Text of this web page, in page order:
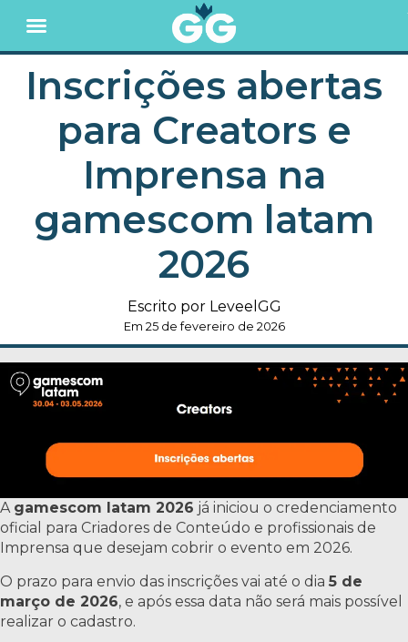
Inscrições abertas
para Creators e
Imprensa na
gamescom latam
2026
Escrito por LeveelGG
Em 25 de fevereiro de 2026
A gamescom latam 2026 já iniciou o credenciamento
oficial para Criadores de Conteúdo e profissionais de
Imprensa que desejam cobrir o evento em 2026.
O prazo para envio das inscrições vai até o dia 5 de
março de 2026, e após essa data não será mais possível
realizar o cadastro.